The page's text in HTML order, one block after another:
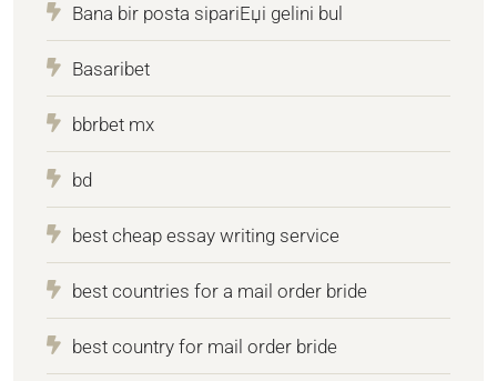
Bana bir posta sipariЕџi gelini bul
Basaribet
bbrbet mx
bd
best cheap essay writing service
best countries for a mail order bride
best country for mail order bride